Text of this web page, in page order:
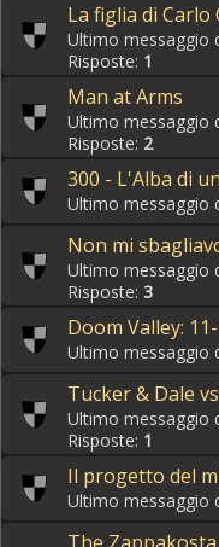
La figlia di Carlo
Ultimo messaggio
Risposte: 1
Man at Arms
Ultimo messaggio
Risposte: 2
300 - L'Alba di
Ultimo messaggio
Non mi
Ultimo messaggio
Risposte: 3
Doom Valley:
Ultimo messaggio
Tucker & Dale
Ultimo messaggio
Risposte: 1
Il progetto del
Ultimo messaggio